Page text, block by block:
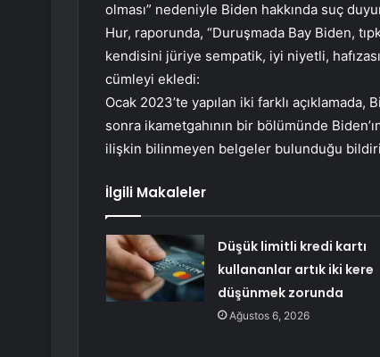
olması” nedeniyle Biden hakkında suç
Hur, raporunda, “Duruşmada Bay Biden,
kendisini jüriye sempatik, iyi niyetli,
cümleyi ekledi:
Ocak 2023’te yapılan iki farklı
sonra ikametgahının bir bölümünde
ilişkin bilinmeyen belgeler bulunduğu
İlgili Makaleler
Düşük limitli kredi kartı
kullananlar artık iki kere
düşünmek zorunda
Ağustos 6, 2026